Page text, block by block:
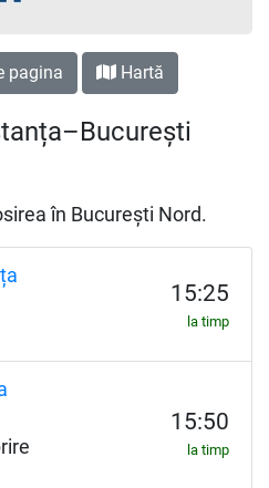
pagina Hartă
în București Nord.
15:25
la timp
15:50
la timp